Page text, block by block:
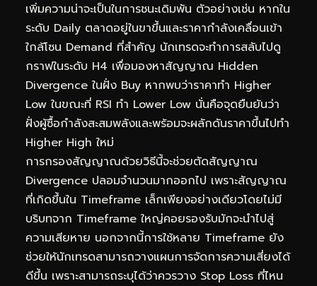
เพิ่มความน่าจะเป็นในการชนะเดิมพัน ตัวอย่างเช่น หากใน
ระดับ Daily ตลาดอยู่ในขาขึ้นและราคากำลังเคลื่อนเข้า
ใกล้โซน Demand ที่สำคัญ นักเทรดจะทำการสลับไปดู
กราฟในระดับ H4 เพื่อมองหาสัญญาณ Hidden
Divergence ในฝั่ง Buy หากพบว่าราคาทำ Higher
Low ในขณะที่ RSI ทำ Lower Low นั่นคือจุดยืนยันว่า
ฝั่งผู้ซื้อกำลังสะสมพลังและพร้อมจะผลักดันราคาขึ้นไปทำ
Higher High ใหม่
การกรองสัญญาณด้วยวิธีนี้จะช่วยตัดสัญญาณ
Divergence ปลอมจำนวนมากออกไป เพราะสัญญาณ
ที่เกิดขึ้นใน Timeframe เล็กเพียงอย่างเดียวโดยไม่มี
บริบทจาก Timeframe ใหญ่คอยรองรับมักจะนำไปสู่
ความเสียหาย นอกจากนี้การใช้หลาย Timeframe ยัง
ช่วยให้นักเทรดสามารถวางแผนการจัดการความเสี่ยงได้
ดีขึ้น เพราะสามารถระบุได้ว่าควรวาง Stop Loss ที่ไหน